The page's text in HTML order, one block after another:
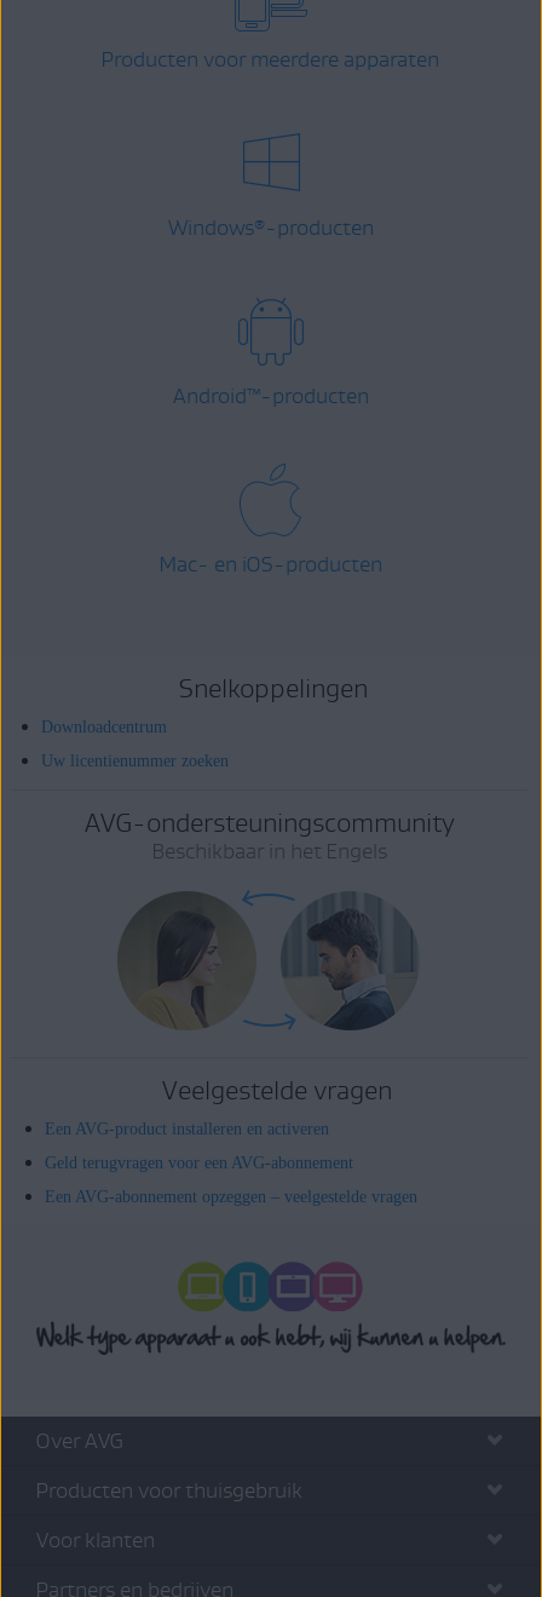
Producten voor meerdere apparaten
Windows® -producten
Android™-producten
Mac- en iOS-producten
Snelkoppelingen
Downloadcentrum
Uw licentienummer zoeken
AVG-ondersteuningscommunity
Beschikbaar in het Engels
Veelgestelde vragen
Een AVG-product installeren en activeren
Geld terugvragen voor een AVG-abonnement
Een AVG-abonnement opzeggen – veelgestelde vragen
Over AVG
Producten voor thuisgebruik
Voor klanten
Partners en bedrijven